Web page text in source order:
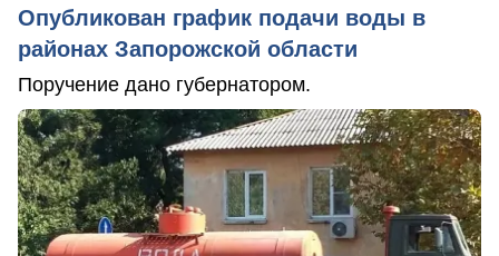
Опубликован график подачи воды в
районах Запорожской области
Поручение дано губернатором.